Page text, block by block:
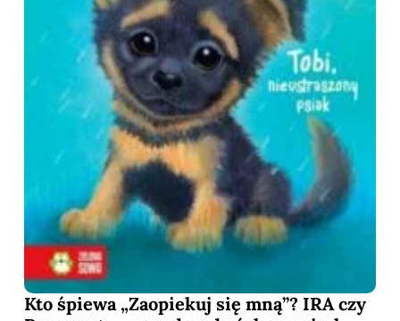
Kto śpiewa „Zaopiekuj się mną”? IRA czy